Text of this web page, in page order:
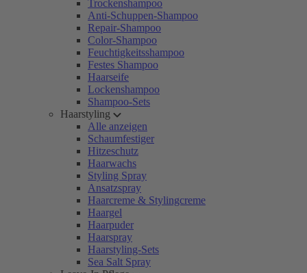
Trockenshampoo
Anti-Schuppen-Shampoo
Repair-Shampoo
Color-Shampoo
Feuchtigkeitsshampoo
Festes Shampoo
Haarseife
Lockenshampoo
Shampoo-Sets
Haarstyling
Alle anzeigen
Schaumfestiger
Hitzeschutz
Haarwachs
Styling Spray
Ansatzspray
Haarcreme & Stylingcreme
Haargel
Haarpuder
Haarspray
Haarstyling-Sets
Sea Salt Spray